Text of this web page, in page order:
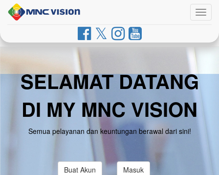
SELAMAT DATANG
DI MY MNC VISION
Semua pelayanan dan keuntungan berawal dari sini!
Buat Akun Masuk